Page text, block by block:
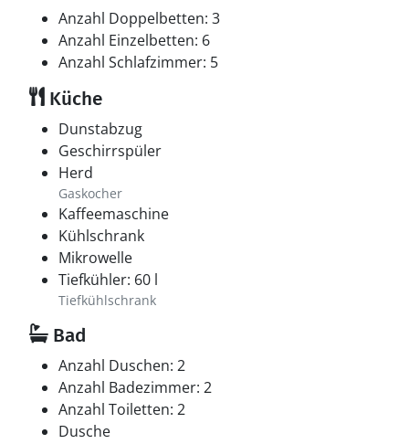
Anzahl Doppelbetten: 3
Anzahl Einzelbetten: 6
Anzahl Schlafzimmer: 5
Küche
Dunstabzug
Geschirrspüler
Herd
Gaskocher
Kaffeemaschine
Kühlschrank
Mikrowelle
Tiefkühler: 60 l
Tiefkühlschrank
Bad
Anzahl Duschen: 2
Anzahl Badezimmer: 2
Anzahl Toiletten: 2
Dusche